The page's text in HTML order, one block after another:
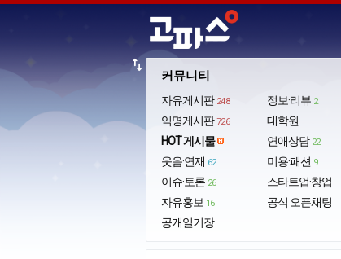
커뮤니티
자유게시판 248
익명게시판 726
HOT 게시물
웃음·연재 62
이슈·토론 26
자유홍보 16
공개일기장
정보·리뷰 2
대학원
연애상담 22
미용·패션 9
스타트업·창업
공식 오픈채팅
import_export